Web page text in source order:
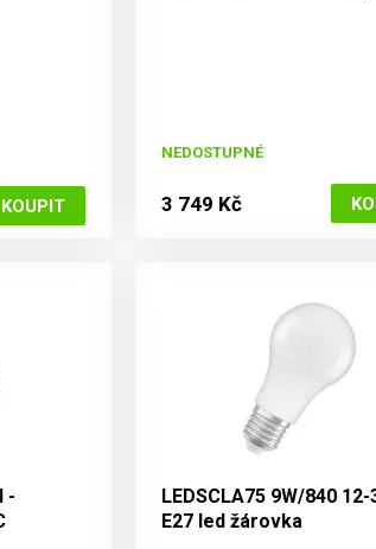
NEDOSTUPNÉ
3 749 Kč
-
LEDSCLA75 9W/840 12-
E27 led žárovka